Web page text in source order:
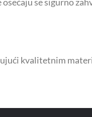
osećaju se sigurno
kvalitetnim